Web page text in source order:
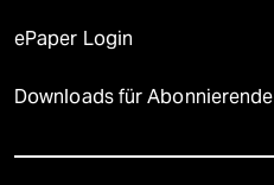
ePaper Login
Downloads für Abonnierende